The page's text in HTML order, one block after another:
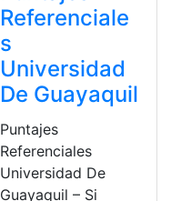
Referenciale
s
Universidad
De Guayaquil
Puntajes
Referenciales
Universidad De
Guayaquil – Si